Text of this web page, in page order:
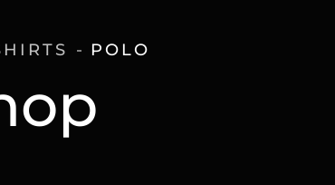
POLO